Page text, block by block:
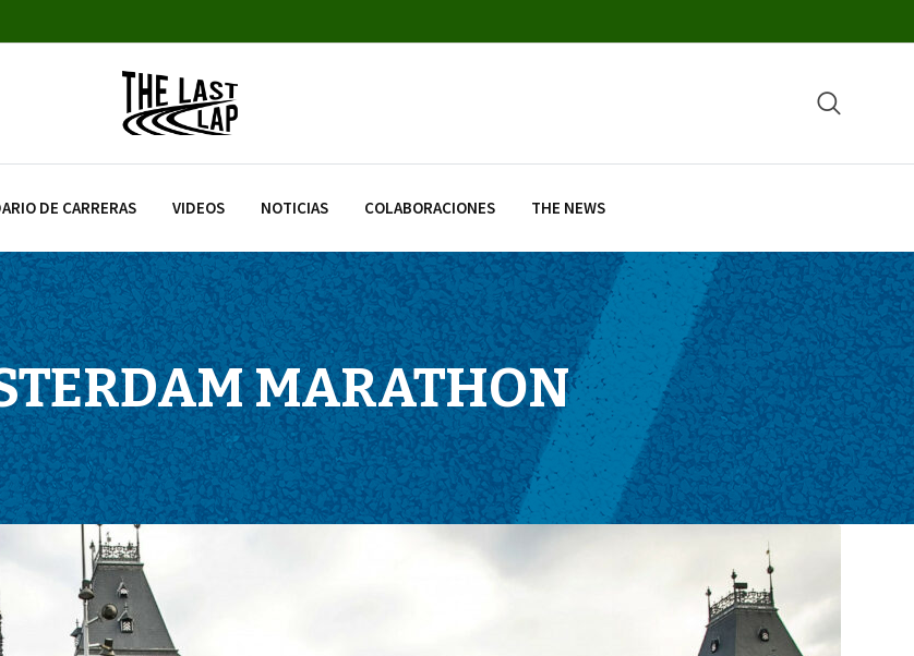
DE CARRERAS VIDEOS NOTICIAS COLABORACIONES THE NEWS
MARATHON